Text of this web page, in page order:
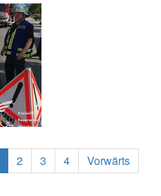
2 3 4
Vorwärts